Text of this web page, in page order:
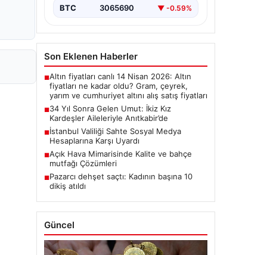
BTC 3065690 ▼ -0.59%
Son Eklenen Haberler
■Altın fiyatları canlı 14 Nisan 2026: Altın
fiyatları ne kadar oldu? Gram, çeyrek,
yarım ve cumhuriyet altını alış satış fiyatları
■34 Yıl Sonra Gelen Umut: İkiz Kız
Kardeşler Aileleriyle Anıtkabir’de
■İstanbul Valiliği Sahte Sosyal Medya
Hesaplarına Karşı Uyardı
■Açık Hava Mimarisinde Kalite ve bahçe
mutfağı Çözümleri
■Pazarcı dehşet saçtı: Kadının başına 10
dikiş atıldı
Güncel